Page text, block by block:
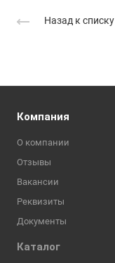
Назад к списку
Компания
О компании
Отзывы
Вакансии
Реквизиты
Документы
Каталог